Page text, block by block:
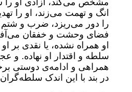
مشخص می‌کند، آزادی او را
انگ و تهمت می‌زند، او را
را دور می‌ریزد، ضرب و شتم
فضای وحشت و خفقان
او همراه نشده، یا نقدی بر
سلطه و اقتدار او نهاده. و
همراهی و ادامه‌ی دوستی
در بند با این اندک